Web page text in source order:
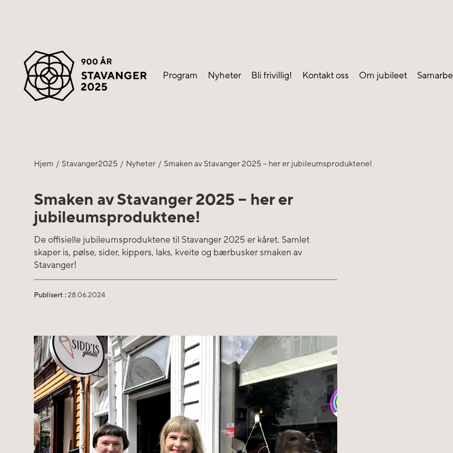
Program Nyheter Bli frivillig! Kontakt oss Om jubileet
Hjem Stavanger2025 Nyheter Smaken av Stavanger 2025 – her er jubileumsproduktene!
Smaken av Stavanger 2025 – her er
jubileumsproduktene!
De offisielle jubileumsproduktene til Stavanger 2025 er kåret. Samlet
skaper is, pølse, sider, kippers, laks, kveite og bærbusker smaken av
Stavanger!
Publisert : 28.06.2024